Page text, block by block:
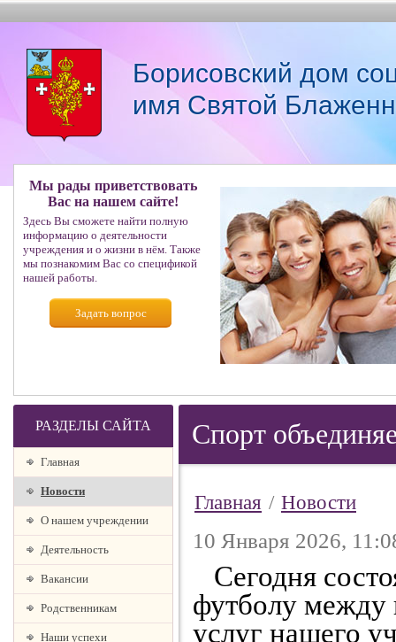
Борисовский дом
имя Святой
Мы рады приветствовать
Вас на нашем сайте!
Здесь Вы сможете найти полную
информацию о деятельности
учреждения и о жизни в нём. Также
мы познакомим Вас со спецификой
нашей работы.
Задать вопрос
РАЗДЕЛЫ САЙТА
Главная
Новости
О нашем учреждении
Деятельность
Вакансии
Родственникам
Наши успехи
Спорт
Главная / Новости
10 Января 2026,
Сегодня
футболу между
услуг нашего